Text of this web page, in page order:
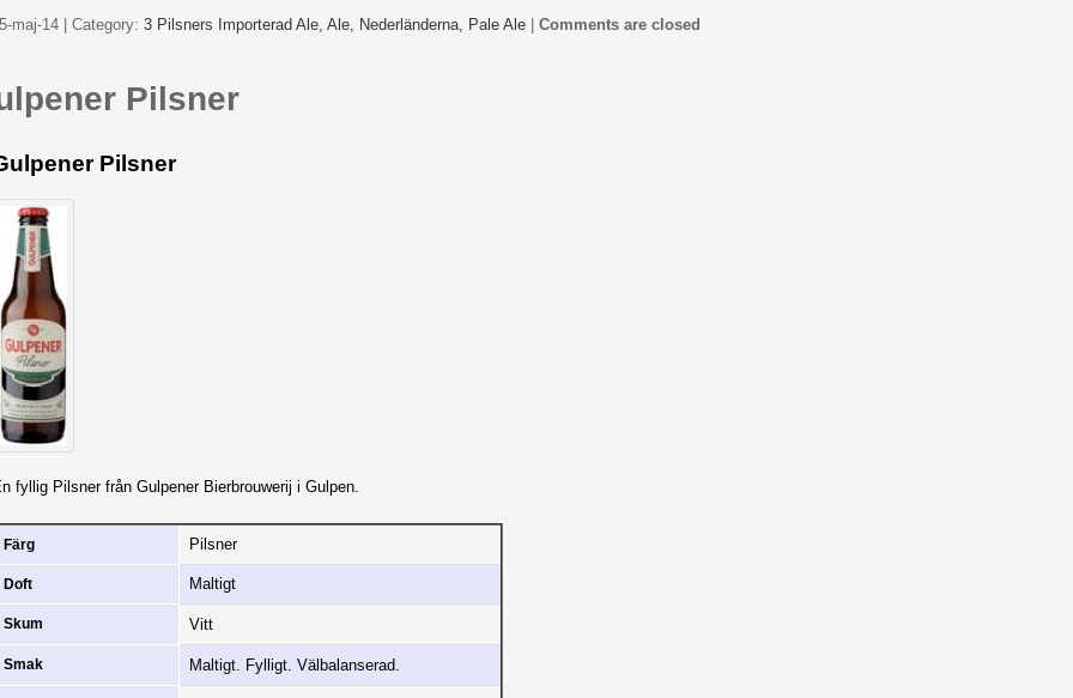
maj-14 | Category: 3 Pilsners Importerad Ale, Ale, Nederländerna, Pale Ale| Comments are closed
Pilsner
Pilsner
fyllig Pilsner från Gulpener Bierbrouwerij i Gulpen.
Färg Pilsner
Doft Maltigt
Skum Vitt
Smak Maltigt. Fylligt. Välbalanserad.